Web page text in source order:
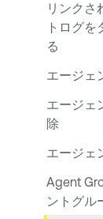
リンクさ
トログを
る
エージェ
エージェ
除
エージェ
Agent
ントグル